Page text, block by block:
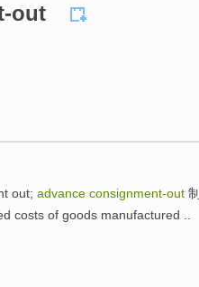
out
out; advance consignment-out
costs of goods manufactured ..